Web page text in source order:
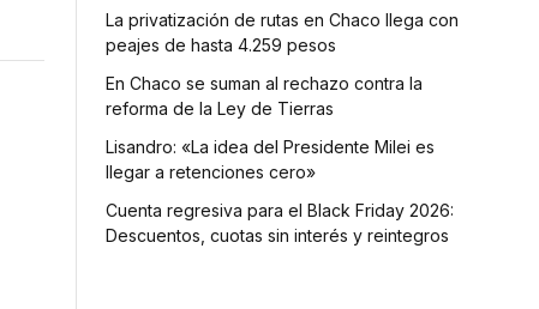
La privatización de rutas en Chaco llega con
peajes de hasta 4.259 pesos
En Chaco se suman al rechazo contra la
reforma de la Ley de Tierras
Lisandro: «La idea del Presidente Milei es
llegar a retenciones cero»
Cuenta regresiva para el Black Friday 2026:
Descuentos, cuotas sin interés y reintegros